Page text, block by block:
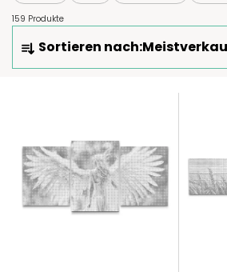
159 Produkte
O
O
Sortieren nach: